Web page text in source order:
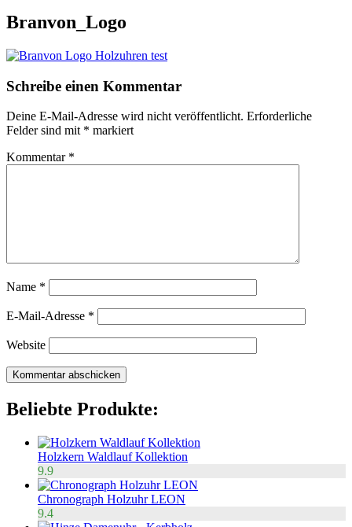
Branvon_Logo
Schreibe einen Kommentar
Deine E-Mail-Adresse wird nicht veröffentlicht. Erforderliche
Felder sind mit * markiert
Kommentar *
Name *
E-Mail-Adresse *
Website
Beliebte Produkte:
Holzkern Waldlauf Kollektion
9.9
Chronograph Holzuhr LEON
9.4